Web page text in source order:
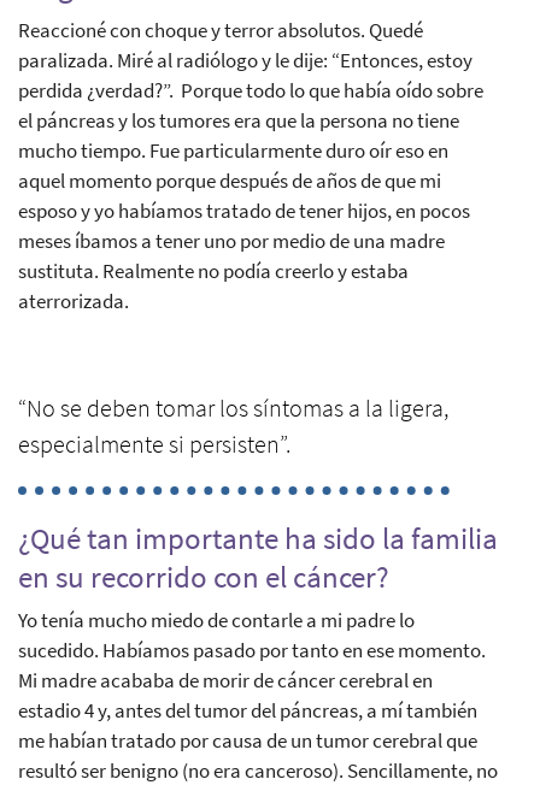
Reaccioné con choque y terror absolutos. Quedé
paralizada. Miré al radiólogo y le dije: “Entonces, estoy
perdida ¿verdad?”. Porque todo lo que había oído sobre
el páncreas y los tumores era que la persona no tiene
mucho tiempo. Fue particularmente duro oír eso en
aquel momento porque después de años de que mi
esposo y yo habíamos tratado de tener hijos, en pocos
meses íbamos a tener uno por medio de una madre
sustituta. Realmente no podía creerlo y estaba
aterrorizada.
“No se deben tomar los síntomas a la ligera,
especialmente si persisten”.
¿Qué tan importante ha sido la familia
en su recorrido con el cáncer?
Yo tenía mucho miedo de contarle a mi padre lo
sucedido. Habíamos pasado por tanto en ese momento.
Mi madre acababa de morir de cáncer cerebral en
estadio 4 y, antes del tumor del páncreas, a mí también
me habían tratado por causa de un tumor cerebral que
resultó ser benigno (no era canceroso). Sencillamente, no